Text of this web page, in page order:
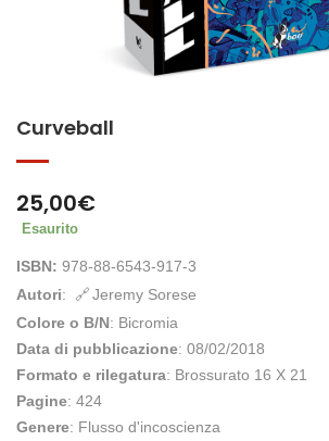
Curveball
25,00€
Esaurito
ISBN: 978-88-6543-917-3
Autori:
Jeremy Sorese
Colore o B/N: Bicromia
Data di pubblicazione: 08/02/2018
Formato e rilegatura: Brossurato 16 X 21
Pagine: 424
Genere: Flusso d'incoscienza